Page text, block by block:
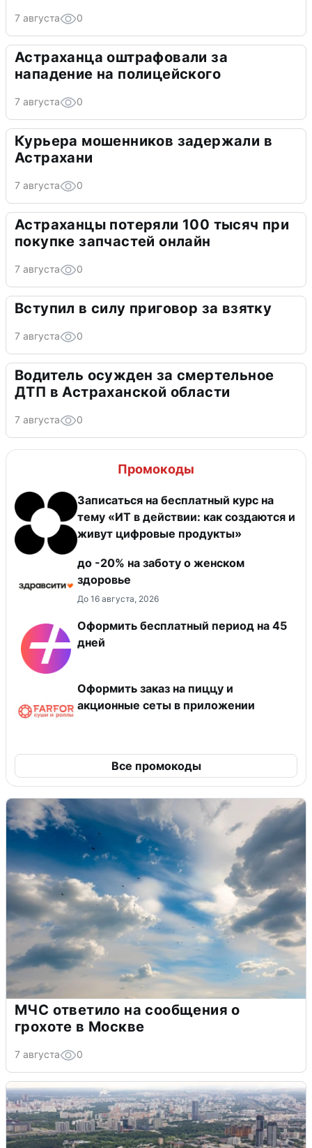
7 августа 0
Астраханца оштрафовали за
нападение на полицейского
7 августа 0
Курьера мошенников задержали в
Астрахани
7 августа 0
Астраханцы потеряли 100 тысяч при
покупке запчастей онлайн
7 августа 0
Вступил в силу приговор за взятку
7 августа 0
Водитель осужден за смертельное
ДТП в Астраханской области
7 августа 0
Промокоды
Записаться на бесплатный курс на
тему «ИТ в действии: как создаются и
живут цифровые продукты»
до -20% на заботу о женском
здоровье
До 16 августа, 2026
Оформить бесплатный период на 45
дней
Оформить заказ на пиццу и
акционные сеты в приложении
Все промокоды
МЧС ответило на сообщения о
грохоте в Москве
7 августа 0